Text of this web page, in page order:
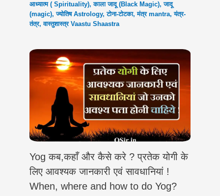
आध्यात्म ( Spirituality),काला जादू (Black Magic),जादू
(magic),ज्योतिष Astrology,टोना-टोटका,मंत्र mantra,यंत्र-
तंत्र,वास्तुशास्त्र Vaastu Shaastra
Yog कब,कहाँ और कैसे करे ? प्रतेक योगी के
लिए आवश्यक जानकारी एवं सावधानियां !
When, where and how to do Yog?